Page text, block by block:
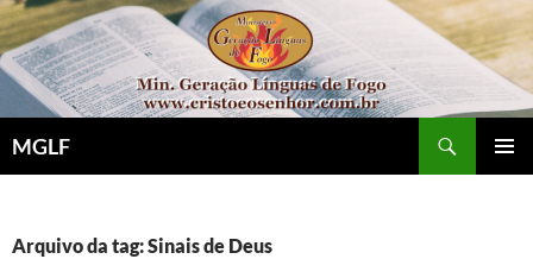
Pular
para
o
conteúdo
MGLF
Arquivo da tag: Sinais de Deus